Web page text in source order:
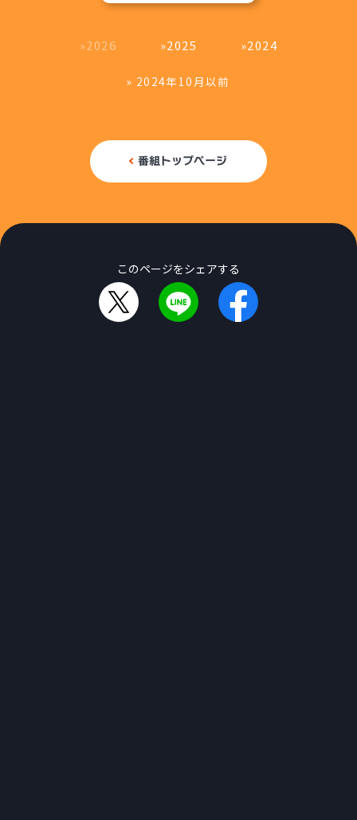
2026 2025 2024
» 2024年10月以前
番組トップページ
このページをシェアする